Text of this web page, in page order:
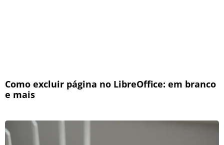
Como excluir página no LibreOffice: em branco
e mais